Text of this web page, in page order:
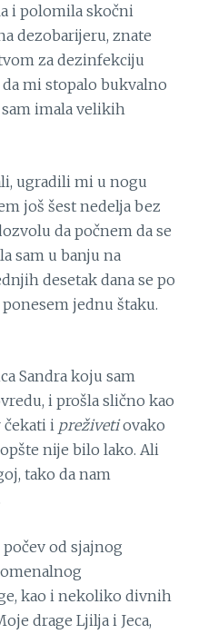
i polomila skočni
dezobarijeru, znate
za dezinfekciju
da mi stopalo bukvalno
imala velikih
ugradili mi u nogu
još šest nedelja bez
da počnem da se
sam u banju na
desetak dana se po
jednu štaku.
Sandra koju sam
i prošla slično kao
čekati i preživetiovako
nije bilo lako. Ali
tako da nam
od sjajnog
kao i nekoliko divnih
drage Ljilja i Jeca,